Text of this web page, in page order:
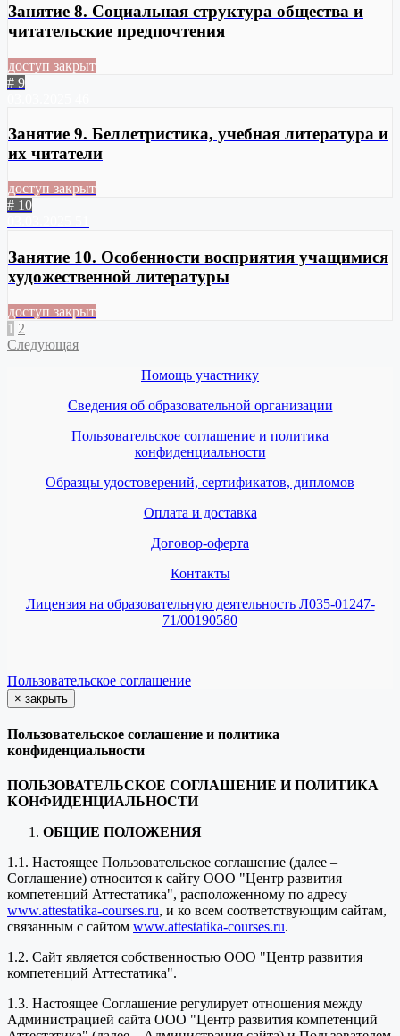
Занятие 8. Социальная структура общества и
читательские предпочтения
доступ закрыт
# 9
Занятие 9. Беллетристика, учебная литература и
их читатели
доступ закрыт
# 10
Занятие 10. Особенности восприятия учащимися
художественной литературы
доступ закрыт
1 2
Следующая
Помощь участнику
Сведения об образовательной организации
Пользовательское соглашение и политика
конфиденциальности
Образцы удостоверений, сертификатов, дипломов
Оплата и доставка
Договор-оферта
Контакты
Лицензия на образовательную деятельность Л035-01247-
71/00190580
Пользовательское соглашение
× закрыть
Пользовательское соглашение и политика
конфиденциальности
ПОЛЬЗОВАТЕЛЬСКОЕ СОГЛАШЕНИЕ И ПОЛИТИКА
КОНФИДЕНЦИАЛЬНОСТИ
ОБЩИЕ ПОЛОЖЕНИЯ
1.1. Настоящее Пользовательское соглашение (далее –
Соглашение) относится к сайту ООО "Центр развития
компетенций Аттестатика", расположенному по адресу
www.attestatika-courses.ru, и ко всем соответствующим сайтам,
связанным с сайтом www.attestatika-courses.ru.
1.2. Сайт является собственностью ООО "Центр развития
компетенций Аттестатика".
1.3. Настоящее Соглашение регулирует отношения между
Администрацией сайта ООО "Центр развития компетенций